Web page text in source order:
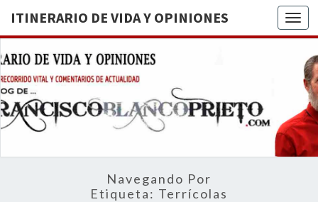
ITINERARIO DE VIDA Y OPINIONES
DE
BREVE
RECORRIDO
VITAL Y
ACTUALIDAD
Navegando Por
Etiqueta: Terrícolas